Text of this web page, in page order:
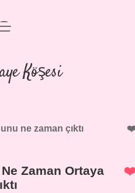
Uyarı
Köşesi
ne zaman çıktı
Zaman Ortaya